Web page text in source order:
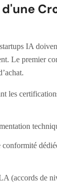
IA
Le premier
les
(accords de